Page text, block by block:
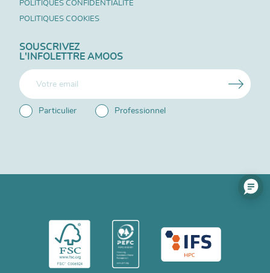
POLITIQUES CONFIDENTIALITÉ
POLITIQUES COOKIES
SOUSCRIVEZ
L'INFOLETTRE AMOOS
Particulier Professionnel